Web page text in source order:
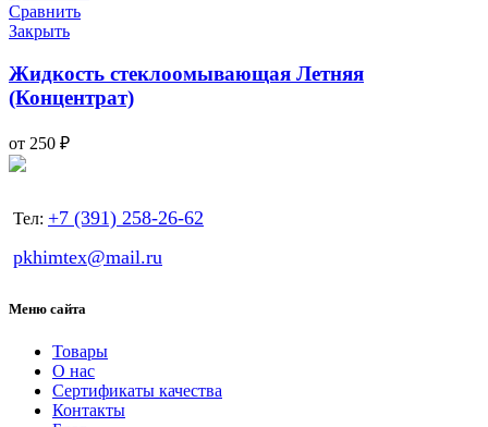
Сравнить
Закрыть
Жидкость стеклоомывающая Летняя
(Концентрат)
от 250 ₽
Тел: +7 (391) 258-26-62
pkhimtex@mail.ru
Меню сайта
Товары
О нас
Сертификаты качества
Контакты